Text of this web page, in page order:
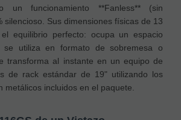
un funcionamiento **Fanless** (sin
silencioso. Sus dimensiones físicas de 13
equilibrio perfecto: ocupa un espacio
se utiliza en formato de sobremesa o
transforma al instante en un equipo de
de rack estándar de 19" utilizando los
metálicos incluidos en el paquete.